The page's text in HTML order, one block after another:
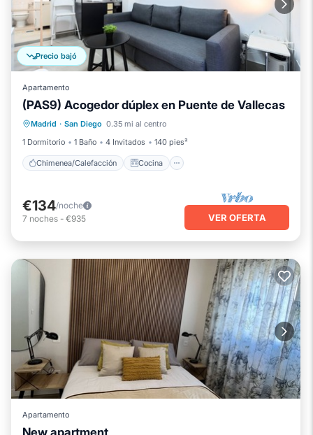
Precio bajó
Apartamento
(PAS9) Acogedor dúplex en Puente de Vallecas
Madrid · San Diego 0.35 mi al centro
1 Dormitorio
1 Baño 4 Invitados 140 pies²
Chimenea/Calefacción Cocina
Chimenea/Calefacción
Cocina
Internet
Apto para niños
€134/noche
7 noches - €935 VER OFERTA
Apartamento
New apartment